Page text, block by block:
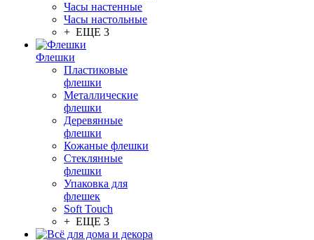
Часы настенные
Часы настольные
+ ЕЩЕ 3
Флешки
Пластиковые
флешки
Металлические
флешки
Деревянные
флешки
Кожаные флешки
Стеклянные
флешки
Упаковка для
флешек
Soft Touch
+ ЕЩЕ 3